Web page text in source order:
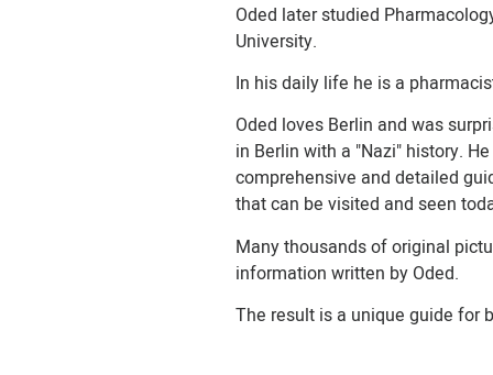
Oded later studied
University.
In his daily life he is a
Oded loves Berlin and was
in Berlin with a "Nazi" history.
comprehensive and detailed
that can be visited and seen
Many thousands of original
information written by Oded.
The result is a unique guide for